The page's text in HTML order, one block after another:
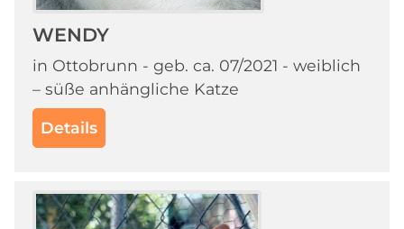
WENDY
in Ottobrunn - geb. ca. 07/2021 - weiblich
– süße anhängliche Katze
Details